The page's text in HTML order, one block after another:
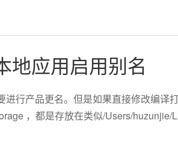
地应用启用别名
行产品更名。但是如果直接修改编译
，都是存放在类似/Users/huzunjie/